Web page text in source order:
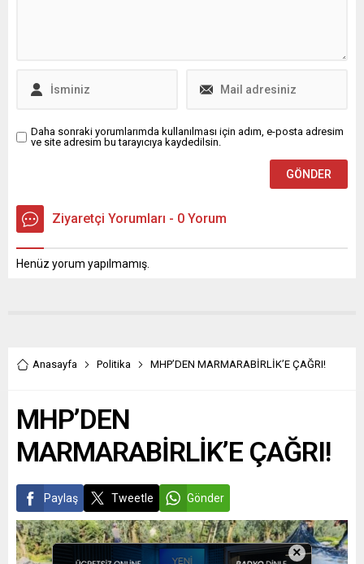
örtüldüğünün haberini...
Daha sonraki yorumlarımda kullanılması için adım, e-posta adresim
ve site adresim bu tarayıcıya kaydedilsin.
Ziyaretçi Yorumları - 0 Yorum
Henüz yorum yapılmamış.
Anasayfa Politika MHP’DEN MARMARABİRLİK’E ÇAĞRI!
MHP’DEN
MARMARABİRLİK’E ÇAĞRI!
Paylaş Tweetle Gönder
×